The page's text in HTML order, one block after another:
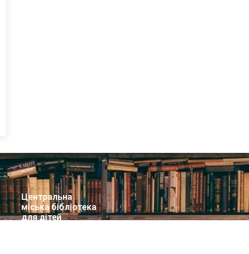
Центральна
міська бібліотека
для дітей